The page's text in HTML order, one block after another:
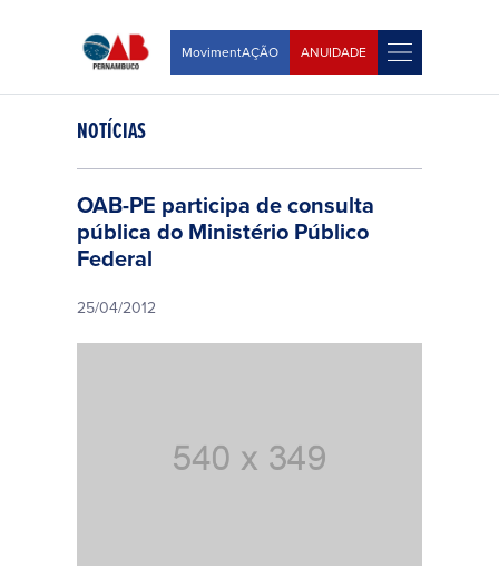
MovimentAÇÃO ANUIDADE
NOTÍCIAS
OAB-PE participa de consulta
pública do Ministério Público
Federal
25/04/2012